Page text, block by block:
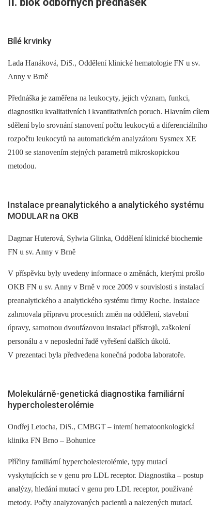
Bílé krvinky
Lada Hanáková, DiS., Oddělení klinické hematologie FN u sv.
Anny v Brně
Přednáška je zaměřena na leukocyty, jejich význam, funkci,
diagnostiku kvalitativních i kvantitativních poruch. Hlavním cílem
sdělení bylo srovnání stanovení počtu leukocytů a diferenciálního
rozpočtu leukocytů na automatickém analyzátoru Sysmex XE
2100 se stanovením stejných parametrů mikroskopickou
metodou.
Instalace preanalytického a analytického systému
MODULAR na OKB
Dagmar Huterová, Sylwia Glinka, Oddělení klinické biochemie
FN u sv. Anny v Brně
V příspěvku byly uvedeny informace o změnách, kterými prošlo
OKB FN u sv. Anny v Brně v roce 2009 v souvislosti s instalací
preanalytického a analytického systému firmy Roche. Instalace
zahrnovala přípravu procesních změn na oddělení, stavební
úpravy, samotnou dvoufázovou instalaci přístrojů, zaškolení
personálu a v neposlední řadě vyřešení dalších úkolů.
V prezentaci byla předvedena konečná podoba laboratoře.
Molekulárně-genetická diagnostika familiární
hypercholesterolémie
Ondřej Letocha, DiS., CMBGT –⁠ interní hematoonkologická
klinika FN Brno –⁠ Bohunice
Příčiny familiární hypercholesterolémie, typy mutací
vyskytujících se v genu pro LDL receptor. Diagnostika –⁠ postup
analýzy, hledání mutací v genu pro LDL receptor, používané
metody. Počty analyzovaných pacientů a nalezených mutací.